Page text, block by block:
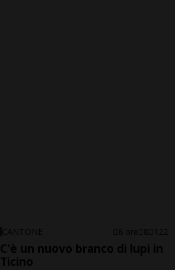
CANTONE 8 ore 8 122
C'è un nuovo branco di lupi in
Ticino